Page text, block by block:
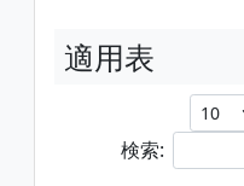
適用表
検索: